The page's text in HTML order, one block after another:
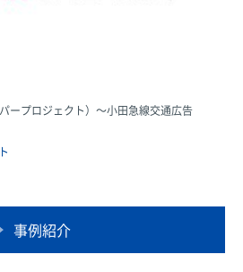
ープロジェクト）～小田急線交通広告
事例紹介